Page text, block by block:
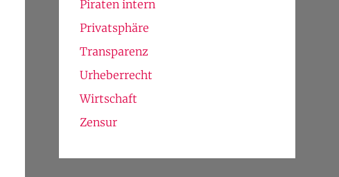
Piraten intern
Privatsphäre
Transparenz
Urheberrecht
Wirtschaft
Zensur